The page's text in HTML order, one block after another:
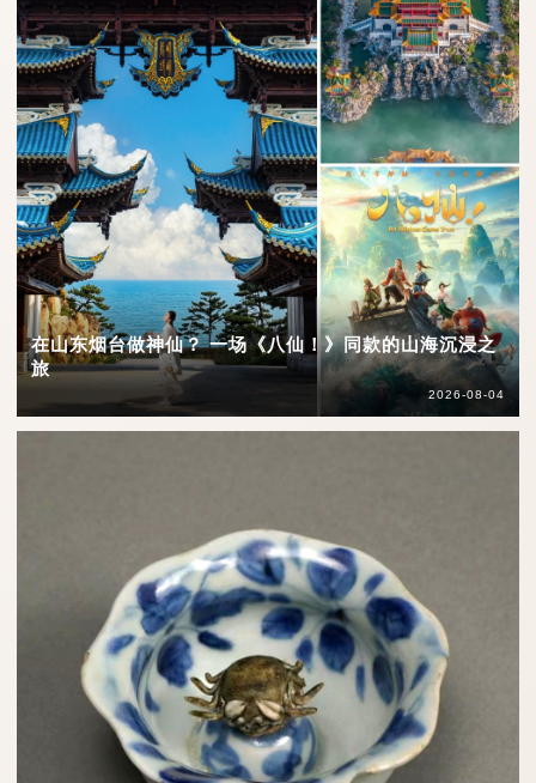
在山东烟台做神仙？ 一场《八仙！》同款的山海沉浸之
旅
2026-08-04